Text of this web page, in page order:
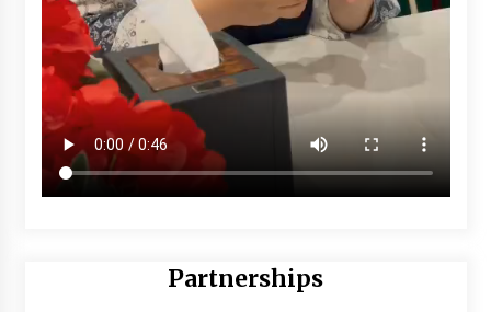
Partnerships